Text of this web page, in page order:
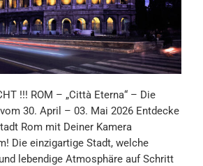
!!! ROM – „Città Eterna“ – Die
30. April – 03. Mai 2026 Entdecke
Rom mit Deiner Kamera
Die einzigartige Stadt, welche
lebendige Atmosphäre auf Schritt